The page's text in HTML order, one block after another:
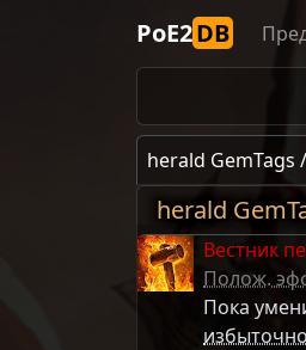
PoE2DB
herald GemTags
herald
Вестник
Полож.
Пока